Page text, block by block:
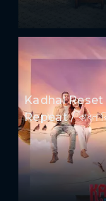
Kadhal Reset
Repeat / কাধল